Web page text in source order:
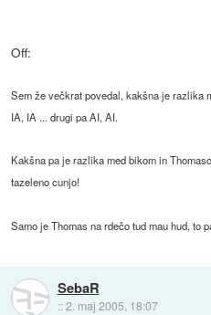
Off:
Sem že večkrat povedal, kakšna je razlika
IA, IA ... drugi pa AI, AI.
Kakšna pa je razlika med bikom in
tazeleno cunjo!
Samo je Thomas na rdečo tud mau hud, to
SebaR
::2. maj 2005, 18:07